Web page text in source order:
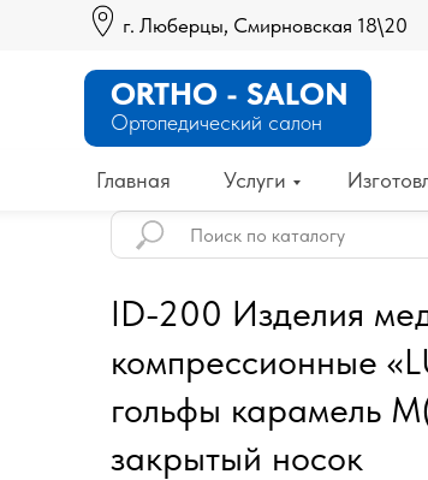
г. Люберцы, Смирновская 18\20
Главная
Ортопедический салон
ORTHO - SALON
Услуги
ID-200 Изделия
компрессионные
гольфы карамель
закрытый носок